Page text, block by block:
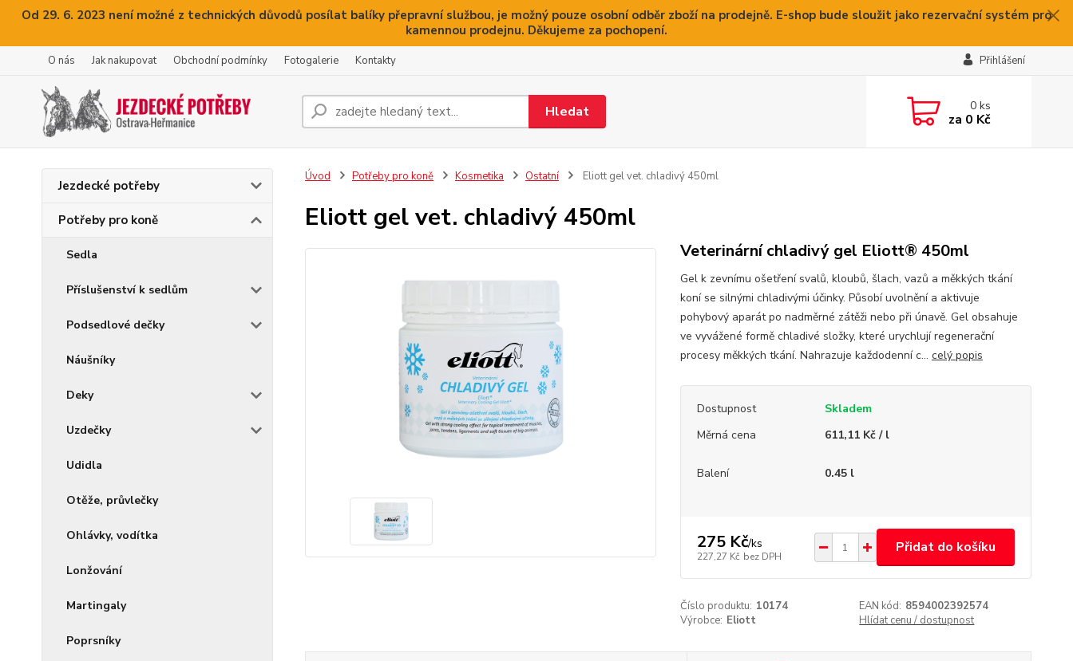
Od 29. 6. 2023 není možné z technických důvodů posílat balíky přepravní službou, je možný pouze osobní odběr zboží na prodejně. E-shop bude sloužit jako rezervační systém pro
kamennou prodejnu. Děkujeme za pochopení.
O nás Jak nakupovat Obchodní podmínky Fotogalerie Kontakty Přihlášení
Hledat 0ks
za 0 Kč
Jezdecké potřeby
Potřeby pro koně
Sedla
Příslušenství k sedlům
Podsedlové dečky
Náušníky
Deky
Uzdečky
Udidla
Otěže, průvlečky
Ohlávky, vodítka
Lonžování
Martingaly
Poprsníky
Úvod Potřeby pro koně Kosmetika Ostatní Eliott gel vet. chladivý 450ml
Eliott gel vet. chladivý 450ml
Veterinární chladivý gel Eliott® 450ml
Gel k zevnímu ošetření svalů, kloubů, šlach, vazů a měkkých tkání
koní se silnými chladivými účinky. Působí uvolnění a aktivuje
pohybový aparát po nadměrné zátěži nebo při únavě. Gel obsahuje
ve vyvážené formě chladivé složky, které urychlují regenerační
procesy měkkých tkání. Nahrazuje každodenní c... celý popis
Dostupnost
Skladem
Měrná cena
611,11 Kč / l
Balení 0.45 l
275 Kč/ks
227,27 Kč bez DPH
Přidat do košíku
Číslo produktu: 10174 EAN kód: 8594002392574
Výrobce: Eliott Hlídat cenu / dostupnost